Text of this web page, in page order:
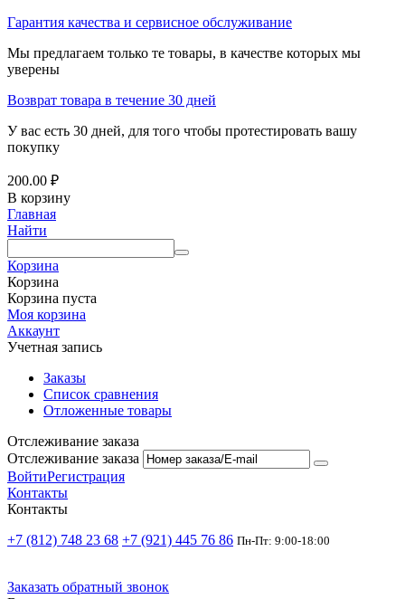
Гарантия качества и сервисное обслуживание
Мы предлагаем только те товары, в качестве которых мы
уверены
Возврат товара в течение 30 дней
У вас есть 30 дней, для того чтобы протестировать вашу
покупку
200.00 ₽
В корзину
Главная
Найти
Корзина
Корзина
Корзина пуста
Моя корзина
Аккаунт
Учетная запись
Заказы
Список сравнения
Отложенные товары
Отслеживание заказа
Отслеживание заказа
ВойтиРегистрация
Контакты
Контакты
+7 (812) 748 23 68 +7 (921) 445 76 86 Пн-Пт: 9:00-18:00
Заказать обратный звонок